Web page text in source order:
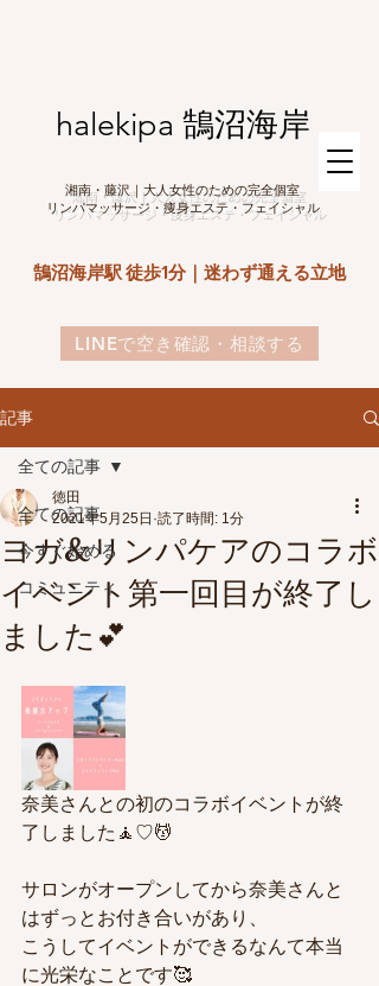
湘南・藤沢｜大人女性のための完全個室
リンパマッサージ・痩身エステ・フェイシャル
鵠沼海岸駅 徒歩1分｜迷わず通える立地
LINEで空き確認・相談する
halekipa 鵠沼海岸
記事
全ての記事
今すぐ始める
コミュニティ
全ての記事
ヨガ&リンパケアのコラボ
イベント第一回目が終了し
ました💕
徳田
2021年5月25日 読了時間: 1分
奈美さんとの初のコラボイベントが終
了しました🧘♡💆
サロンがオープンしてから奈美さんと
はずっとお付き合いがあり、
こうしてイベントができるなんて本当
に光栄なことです🥰